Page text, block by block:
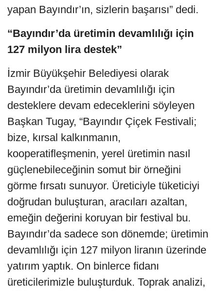
yapan Bayındır’ın, sizlerin başarısı” dedi.
“Bayındır’da üretimin devamlılığı için
127 milyon lira destek”
İzmir Büyükşehir Belediyesi olarak
Bayındır’da üretimin devamlılığı için
desteklere devam edeceklerini söyleyen
Başkan Tugay, “Bayındır Çiçek Festivali;
bize, kırsal kalkınmanın,
kooperatifleşmenin, yerel üretimin nasıl
güçlenebileceğinin somut bir örneğini
görme fırsatı sunuyor. Üreticiyle tüketiciyi
doğrudan buluşturan, aracıları azaltan,
emeğin değerini koruyan bir festival bu.
Bayındır’da sadece son dönemde; üretimin
devamlılığı için 127 milyon liranın üzerinde
yatırım yaptık. On binlerce fidanı
üreticilerimizle buluşturduk. Toprak analizi,